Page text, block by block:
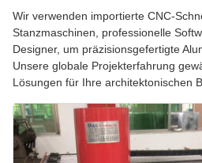
Wir verwenden importierte CNC-
Stanzmaschinen, professionelle
Designer, um präzisionsgefertigte
Unsere globale Projekterfahrung
Lösungen für Ihre architektonischen